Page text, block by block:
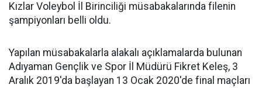
Kızlar Voleybol İl Birinciliği müsabakalarında filenin
şampiyonları belli oldu.
Yapılan müsabakalarla alakalı açıklamalarda bulunan
Adıyaman Gençlik ve Spor İl Müdürü Fikret Keleş, 3
Aralık 2019'da başlayan 13 Ocak 2020'de final maçları